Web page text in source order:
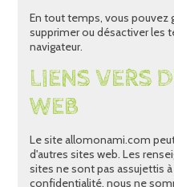
En tout temps, vous pouvez
supprimer ou désactiver les
navigateur.
LIENS VERS
WEB
Le site allomonami.com
d'autres sites web. Les
sites ne sont pas assujettis
confidentialité, nous ne